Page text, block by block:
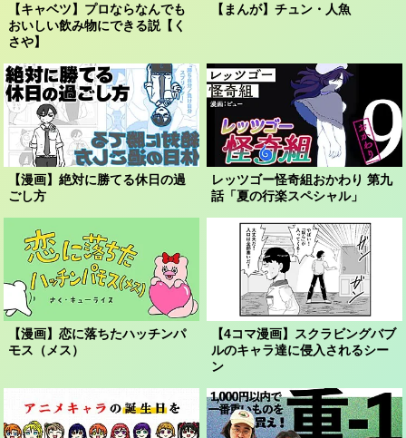
【キャベツ】プロならなんでも
おいしい飲み物にできる説【く
さや】
【まんが】チュン・人魚
【漫画】絶対に勝てる休日の過
ごし方
レッツゴー怪奇組おかわり 第九
話「夏の行楽スペシャル」
【漫画】恋に落ちたハッチンパ
モス（メス）
【4コマ漫画】スクラビングバブ
ルのキャラ達に侵入されるシー
ン